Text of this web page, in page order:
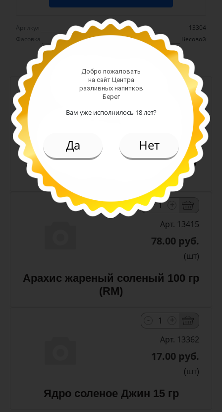
Артикул
13304
Фасовка
Весовой
Арт. 13411
42.00 руб.
(шт)
Арахис жареный соленый 50 гр
-
Арт. 13415
78.00 руб.
(шт)
Арахис жареный соленый 100 гр
(RM)
Арт. 13362
17.00 руб.
(шт)
Ядро соленое Джин 15 гр
Добро пожаловать
на сайт Центра
разливных напитков
Берег
Вам уже исполнилось 18 лет?
Да Нет